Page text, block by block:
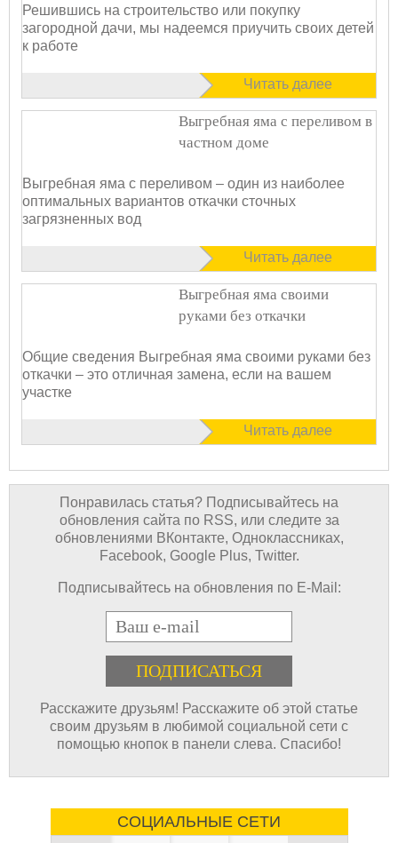
Решившись на строительство или покупку
загородной дачи, мы надеемся приучить своих детей
к работе
Читать далее
Выгребная яма с переливом в
частном доме
Выгребная яма с переливом – один из наиболее
оптимальных вариантов откачки сточных
загрязненных вод
Читать далее
Выгребная яма своими
руками без откачки
Общие сведения Выгребная яма своими руками без
откачки – это отличная замена, если на вашем
участке
Читать далее
Понравилась статья? Подписывайтесь на
обновления сайта по RSS, или следите за
обновлениями ВКонтакте, Одноклассниках,
Facebook, Google Plus, Twitter.
Подписывайтесь на обновления по E-Mail:
E-mail
Расскажите друзьям! Расскажите об этой статье
своим друзьям в любимой социальной сети с
помощью кнопок в панели слева. Спасибо!
СОЦИАЛЬНЫЕ СЕТИ